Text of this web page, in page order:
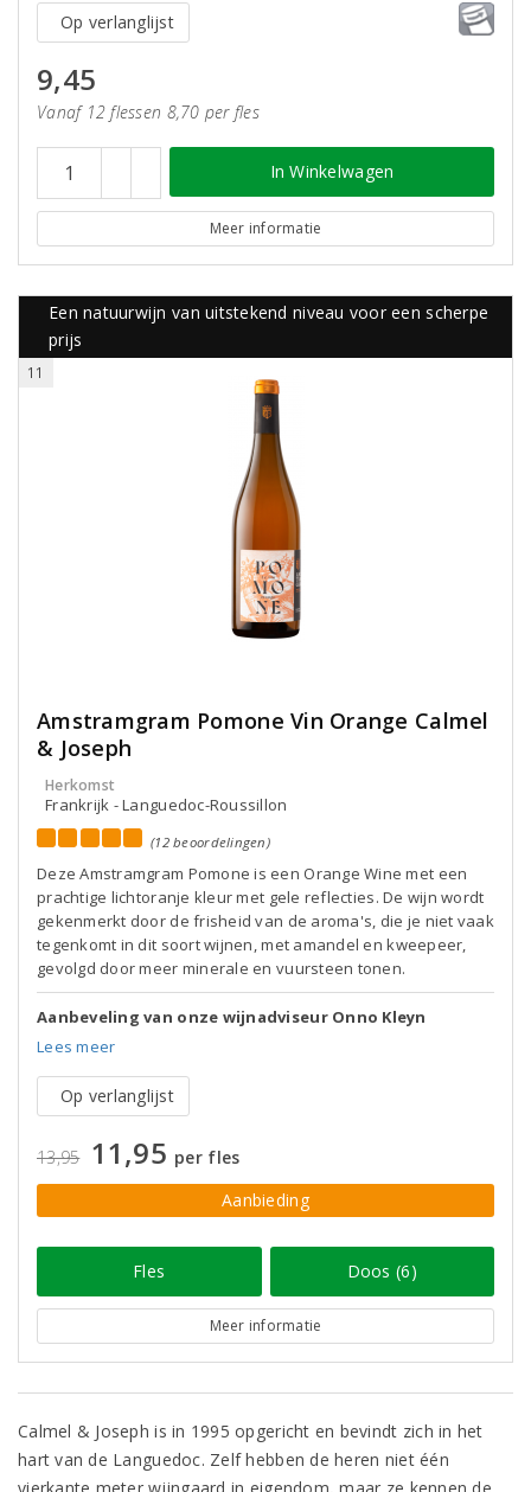
Op verlanglijst
9,45
Vanaf 12 flessen 8,70 per fles
In Winkelwagen
Meer informatie
Een natuurwijn van uitstekend niveau voor een scherpe
prijs
11
Amstramgram Pomone Vin Orange Calmel
& Joseph
Herkomst
Frankrijk - Languedoc-Roussillon
(12 beoordelingen)
Deze Amstramgram Pomone is een Orange Wine met een
prachtige lichtoranje kleur met gele reflecties. De wijn wordt
gekenmerkt door de frisheid van de aroma's, die je niet vaak
tegenkomt in dit soort wijnen, met amandel en kweepeer,
gevolgd door meer minerale en vuursteen tonen.
Aanbeveling van onze wijnadviseur Onno Kleyn
Lees meer
Op verlanglijst
13,95 11,95 per fles
Aanbieding
Fles Doos (6)
Meer informatie
Calmel & Joseph is in 1995 opgericht en bevindt zich in het
hart van de Languedoc. Zelf hebben de heren niet één